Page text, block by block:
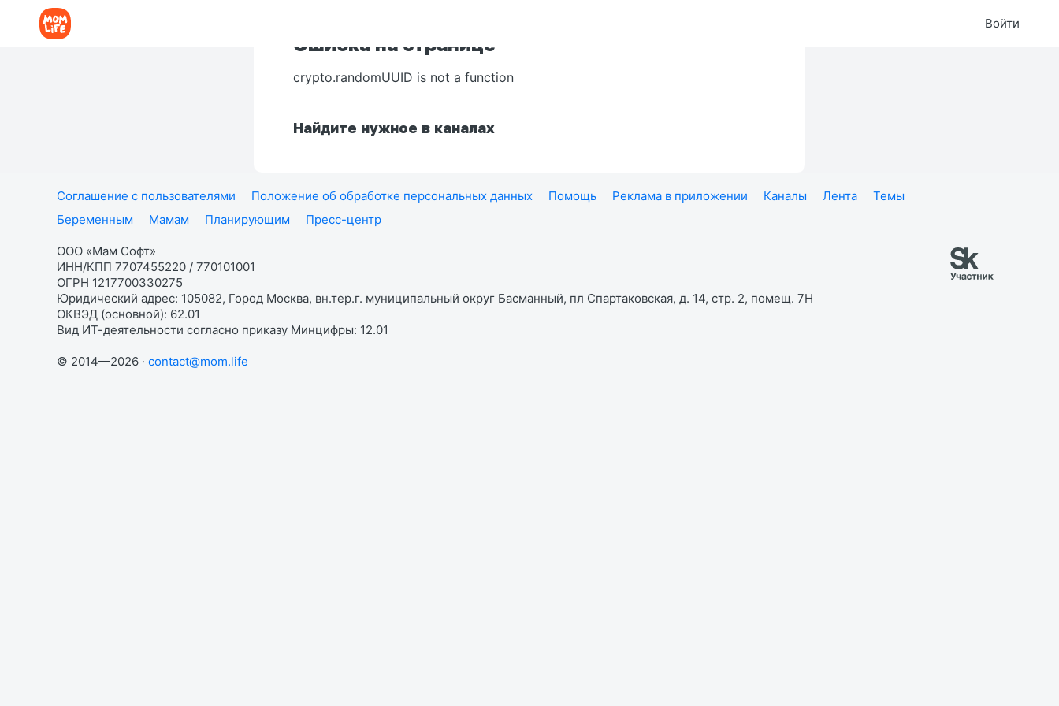
Войти
Ошибка на странице
crypto.randomUUID is not a function
Найдите нужное в каналах
Соглашение с пользователями Положение об обработке персональных данных Помощь Реклама в приложении Каналы Лента
Темы
Беременным
Мамам Планирующим Пресс-центр
ООО «Мам Софт»
ИНН/КПП 7707455220 / 770101001
ОГРН 1217700330275
Юридический адрес: 105082, Город Москва, вн.тер.г. муниципальный округ Басманный, пл Спартаковская, д. 14, стр. 2, помещ. 7Н
ОКВЭД (основной): 62.01
Вид ИТ-деятельности согласно приказу Минцифры: 12.01
© 2014—2026 · contact@mom.life